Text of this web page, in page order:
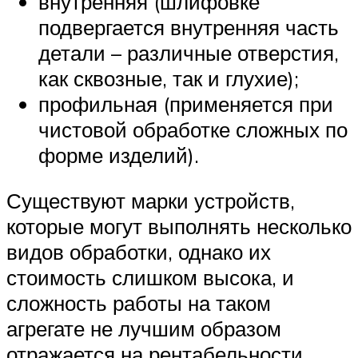
подвергается внутренняя часть
детали – различные отверстия,
как сквозные, так и глухие);
профильная (применяется при
чистовой обработке сложных по
форме изделий).
Существуют марки устройств,
которые могут выполнять несколько
видов обработки, однако их
стоимость слишком высока, и
сложность работы на таком
агрегате не лучшим образом